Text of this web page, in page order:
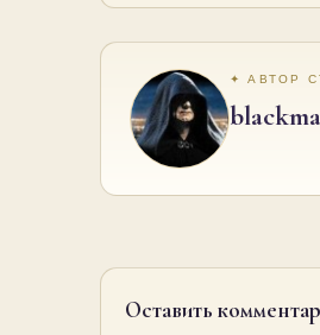
✦ АВТОР
Оставить